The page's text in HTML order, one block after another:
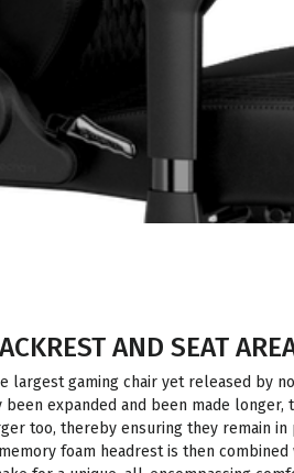
AND SEAT
largest gaming chair yet released by
expanded and been made longer,
too, thereby ensuring they remain
foam headrest is then